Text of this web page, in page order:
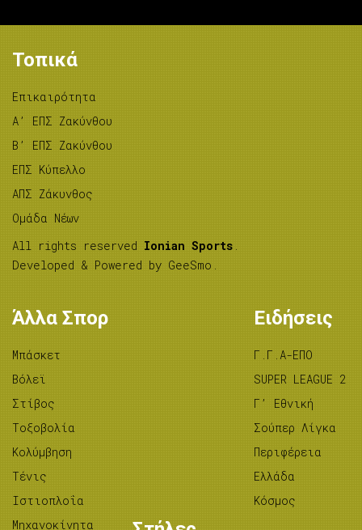
Τοπικά
Επικαιρότητα
A’ ΕΠΣ Ζακύνθου
B’ ΕΠΣ Ζακύνθου
ΕΠΣ Κύπελλο
ΑΠΣ Ζάκυνθος
Ομάδα Νέων
All rights reserved Ionian Sports .
Developed & Powered by GeeSmo .
Άλλα Σπορ
Μπάσκετ
Βόλεϊ
Στίβος
Tοξοβολία
Κολύμβηση
Τένις
Ιστιοπλοΐα
Μηχανοκίνητα
Ειδήσεις
Γ.Γ.Α-ΕΠΟ
SUPER LEAGUE 2
Γ’ Εθνική
Σούπερ Λίγκα
Περιφέρεια
Ελλάδα
Κόσμος